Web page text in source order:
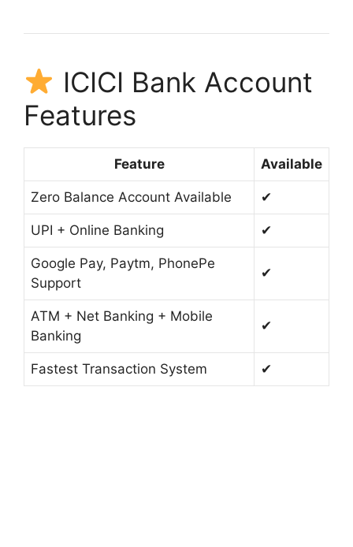
ICICI Bank Account
Features
Feature Available
Zero Balance Account Available ✔
UPI + Online Banking ✔
Google Pay, Paytm, PhonePe
Support
✔
ATM + Net Banking + Mobile
Banking
✔
Fastest Transaction System ✔